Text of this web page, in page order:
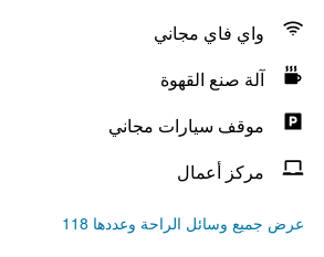
واي فاي مجاني
آلة صنع القهوة
موقف سيارات مجاني
مركز أعمال
عرض جميع وسائل الراحة وعددها 118